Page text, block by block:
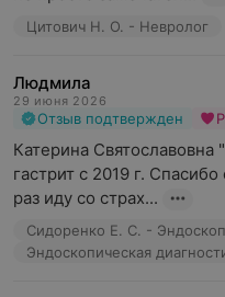
Цитович Н. О. - Невролог
Людмила
29 июня 2026
Отзыв подтвержден
Катерина
гастрит с 2019 г.
раз иду со страх...
Сидоренко Е. С. -
Эндоскопическая